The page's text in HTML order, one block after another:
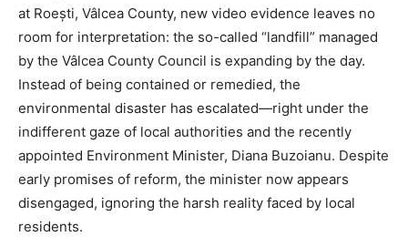
at Roești, Vâlcea County, new video evidence leaves no
room for interpretation: the so-called “landfill” managed
by the Vâlcea County Council is expanding by the day.
Instead of being contained or remedied, the
environmental disaster has escalated—right under the
indifferent gaze of local authorities and the recently
appointed Environment Minister, Diana Buzoianu. Despite
early promises of reform, the minister now appears
disengaged, ignoring the harsh reality faced by local
residents.